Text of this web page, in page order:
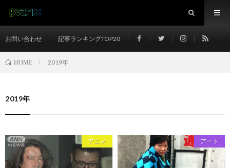
お問い合わせ 記事ランキングTOP20
HOME 2019年
2019年
アニメ アート